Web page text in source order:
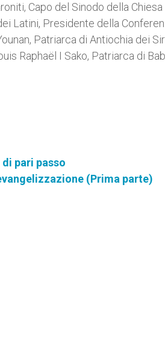
Capo del Sinodo della
Latini, Presidente della
Patriarca di Antiochia dei
Raphaël I Sako, Patriarca di
pari passo
(Prima parte)